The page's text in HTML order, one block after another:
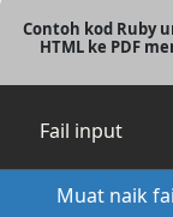
Contoh kod Ruby
HTML ke PDF
Fail input
Muat naik